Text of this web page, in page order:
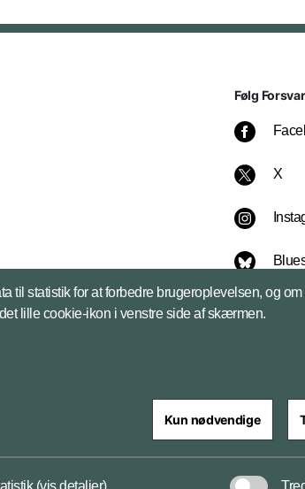
Følg
X
til statistik for at forbedre brugeroplevelsen, og
lille cookie-ikon i venstre side af skærmen.
Kun nødvendige
(vis detaljer)